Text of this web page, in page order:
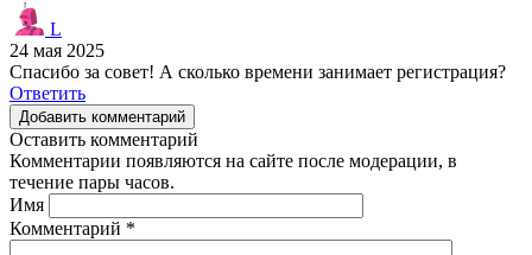
L
24 мая 2025
Спасибо за совет! А сколько времени занимает регистрация?
Ответить
Добавить комментарий
Оставить комментарий
Комментарии появляются на сайте после модерации, в
течение пары часов.
Имя
Комментарий *